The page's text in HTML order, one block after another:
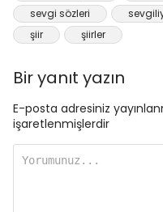
sevgi sözleri
şiir
şiirler
Bir yanıt yazın
E-posta adresiniz
işaretlenmişlerdir